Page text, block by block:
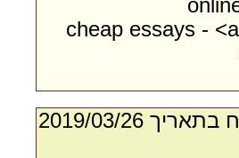
cheap essays -
- מאת:‏ q9y7j1y1*. ‏ נשלח בתאריך ‏26/‏03/‏2019